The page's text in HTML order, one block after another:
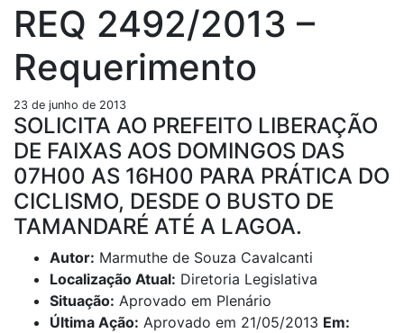
REQ 2492/2013 –
Requerimento
23 de junho de 2013
SOLICITA AO PREFEITO LIBERAÇÃO
DE FAIXAS AOS DOMINGOS DAS
07H00 AS 16H00 PARA PRÁTICA DO
CICLISMO, DESDE O BUSTO DE
TAMANDARÉ ATÉ A LAGOA.
Autor: Marmuthe de Souza Cavalcanti
Localização Atual: Diretoria Legislativa
Situação: Aprovado em Plenário
Última Ação: Aprovado em 21/05/2013 Em: